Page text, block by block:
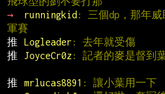
→
runningkid : 三個dp，那年威
軍賽
推
Logleader : 去年就受傷
推
JoyceCr0z : 記者的麥是督到
推
mrlucas8891 : 讓小葉用一下